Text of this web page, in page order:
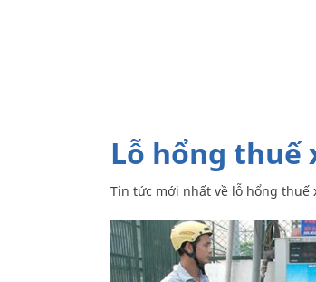
lỗ hổng thuế
Tin tức mới nhất về lỗ hổng thuế